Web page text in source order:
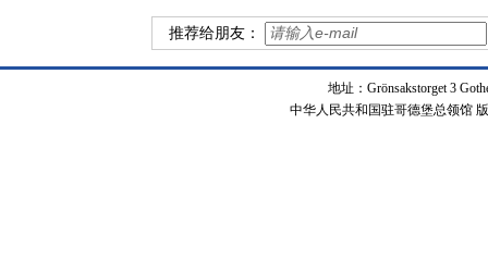
推荐给朋友：
地址：Grönsakstorget 3
中华人民共和国驻哥德堡总领馆